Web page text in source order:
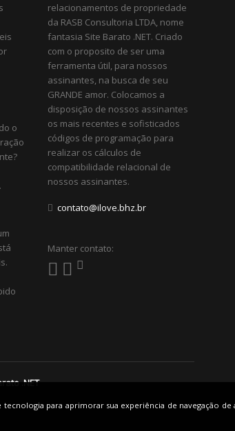
o
relacionamentos de propriedade
da RASB Consultoria LTDA, nome
fantasia Site Barato .NET. Criado
com o proposito de ser uma
ferramenta útil, para nossos
assinantes, na busca de seu
GRANDE amor. Colocamos a
disposição de nossos assinantes
os mais recentes e sofisticados
códigos de programação para
realizar os cálculos de
compatibilidade relacional de
nossos assinantes.
contato@ilove.bhz.br
Manter contato:
.NET
para aprimorar sua experiência de navegação